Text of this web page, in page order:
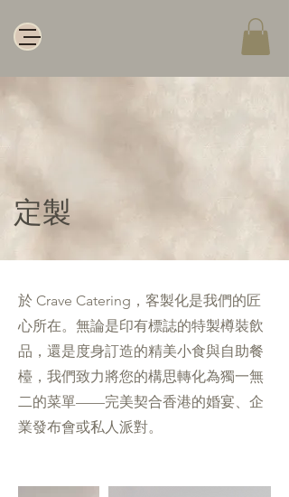
​定製
於 Crave Catering，客製化是我們的匠
心所在。無論是印有標誌的特製樽裝飲
品，還是度身訂造的精美小食與自助餐
檯，我們致力將您的構思轉化為獨一無
二的菜單——完美契合香港的婚宴、企
業發布會或私人派對。